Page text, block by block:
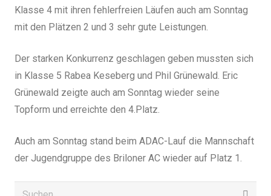
Klasse 4 mit ihren fehlerfreien Läufen auch am Sonntag
mit den Plätzen 2 und 3 sehr gute Leistungen.
Der starken Konkurrenz geschlagen geben mussten sich
in Klasse 5 Rabea Keseberg und Phil Grünewald. Eric
Grünewald zeigte auch am Sonntag wieder seine
Topform und erreichte den 4.Platz.
Auch am Sonntag stand beim ADAC-Lauf die Mannschaft
der Jugendgruppe des Briloner AC wieder auf Platz 1.
Suchen